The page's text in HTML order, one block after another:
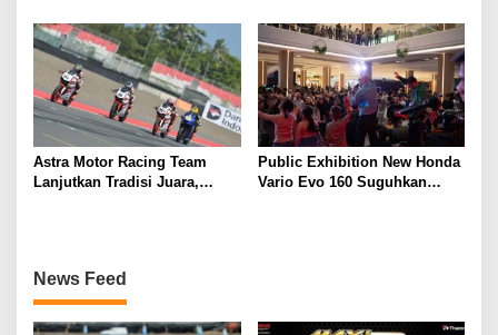
Astra Motor Racing Team
Lanjutkan Tradisi Juara,
Public Exhibition New Honda
Vario Evo 160 Suguhkan
News Feed